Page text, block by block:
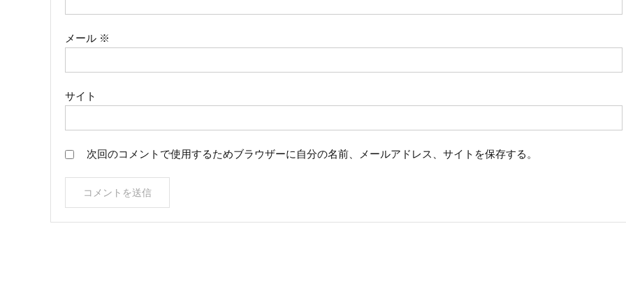
メール ※
サイト
次回のコメントで使用するためブラウザーに自分の名前、メールアドレス、サイトを保存する。